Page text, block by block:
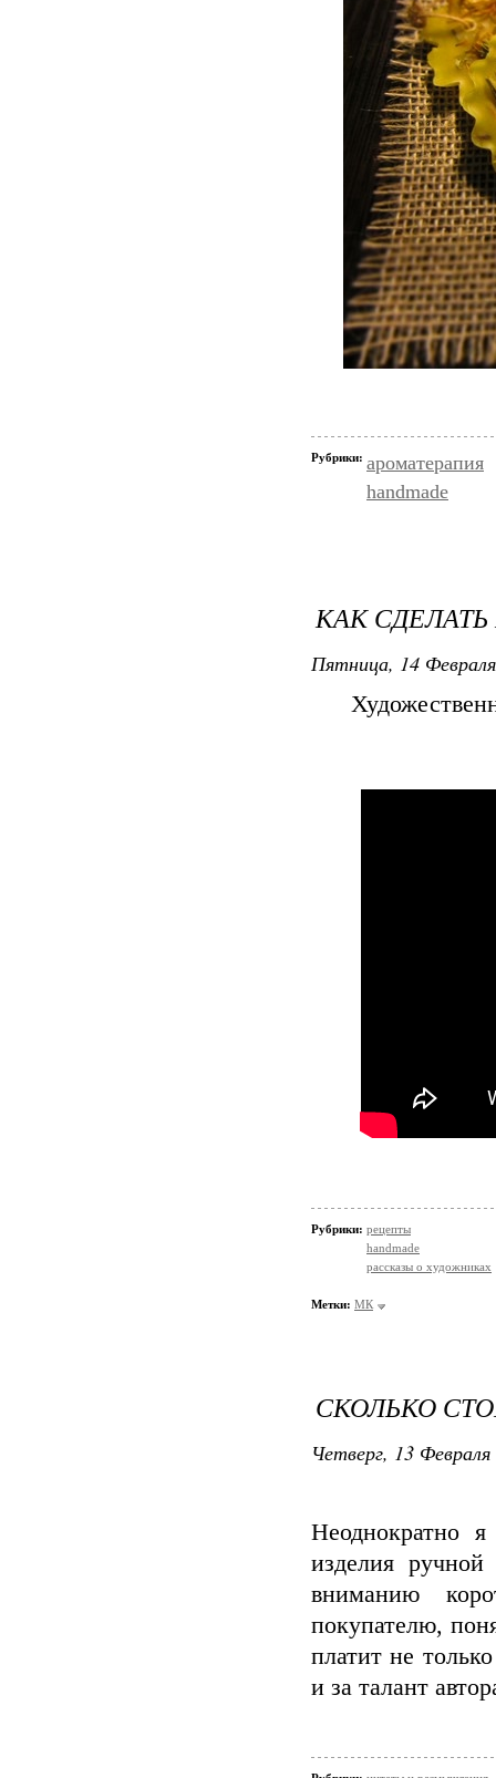
Рубрики: ароматерапия
handmade
КАК
Пятница, 14
Рубрики: рецепты
handmade
рассказы о художниках
Метки: МК
СКОЛЬКО
Четверг, 13
Неоднократно
изделия
вниманию
покупателю,
платит не
и за талант